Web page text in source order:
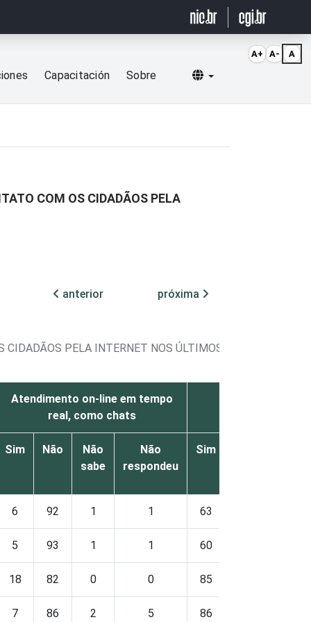
Capacitación Sobre Selecionar idioma
COM OS CIDADÃOS PELA
anterior
próxima
PELA INTERNET NOS ÚLTIMOS 12 MESES, POR
Atendimento on-line em tempo
real, como chats
Sim Não
Não
sabe
Não
respondeu
Sim
6 92 1 1 63
5 93 1 1 60
18 82 0 0 85
7 86 2 5 86
A+ A- A